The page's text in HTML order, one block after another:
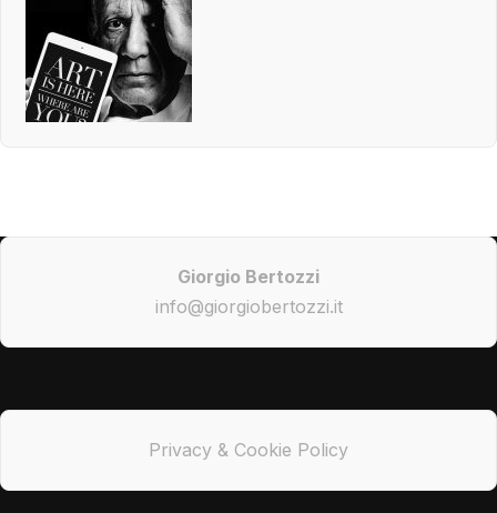
Giorgio Bertozzi
info@giorgiobertozzi.it
Privacy & Cookie Policy